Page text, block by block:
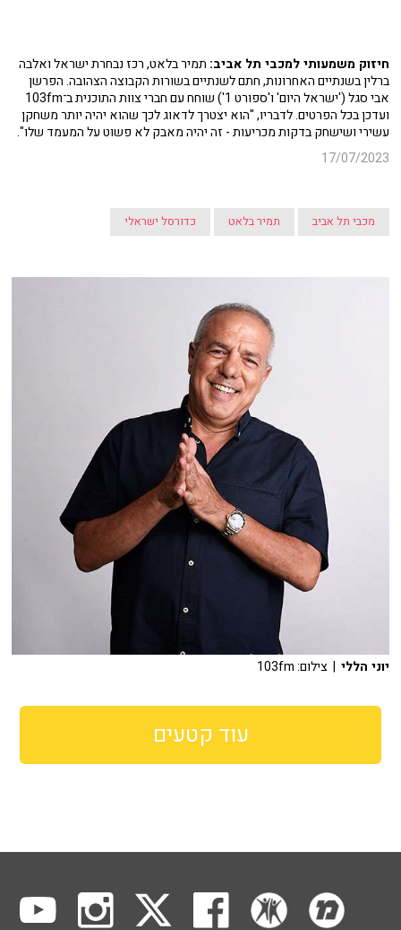
חיזוק משמעותי למכבי תל אביב: תמיר בלאט, רכז נבחרת ישראל ואלבה
ברלין בשנתיים האחרונות, חתם לשנתיים בשורות הקבוצה הצהובה. הפרשן
אבי סגל ('ישראל היום' ו'ספורט 1') שוחח עם חברי צוות התוכנית ב־103fm
ועדכן בכל הפרטים. לדבריו, "הוא יצטרך לדאוג לכך שהוא יהיה יותר משחקן
עשירי ושישחק בדקות מכריעות - זה יהיה מאבק לא פשוט על המעמד שלו".
17/07/2023
מכבי תל אביב תמיר בלאט כדורסל ישראלי
יוני הללי | צילום: 103fm
עוד קטעים